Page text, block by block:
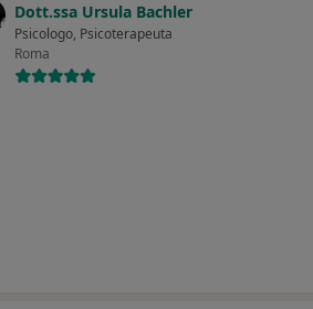
Dott.ssa Ursula Bachler
Psicologo, Psicoterapeuta
Roma